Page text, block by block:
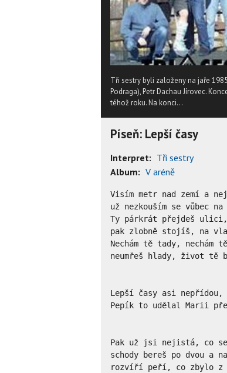
Tři sestry byli založeny na jaře
Podraga), Petr Dachau Jírovec.
téhož roku. Na konci...
Píseň: Lepší časy
Interpret: Tři sestry
Album: V aréně
Visím metr nad zemí a
už nezkouším se vůbec
Ty párkrát přejdeš
pak zlobně stojíš, na
Nechám tě tady, nechám
neumřeš hlady, život tě
Lepší časy asi
Pepík to udělal Marii
Pak už jsi nejistá, co
schody bereš po dvou a
rozvíří peří, co zbylo z